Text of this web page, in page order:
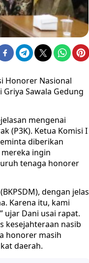
Honorer Nasional
Griya Sawala Gedung
mengenai
(P3K). Ketua Komisi I
diberikan
ingin
tenaga honorer
dengan jelas
Karena itu, kami
ujar Dani usai rapat.
kesejahteraan nasib
honorer masih
daerah.